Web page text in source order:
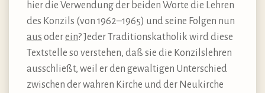
hier die Verwendung der beiden Worte die Lehren
des Konzils (von 1962–1965) und seine Folgen nun
aus oderein? Jeder Traditionskatholik wird diese
Textstelle so verstehen, daß sie die Konzilslehren
ausschließt, weil er den gewaltigen Unterschied
zwischen der wahren Kirche und der Neukirche